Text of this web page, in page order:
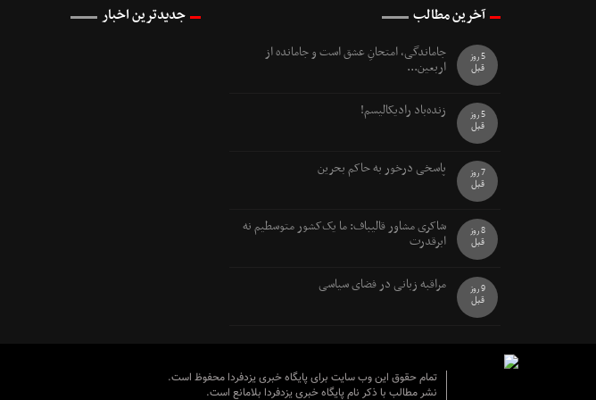
آخرین مطالب
جاماندگی، امتحانِ عشق است و جامانده از
اربعین...
5 روز
قبل
زنده‌باد رادیکالیسم! 5 روز
قبل
پاسخی درخور به حاکم بحرین 7 روز
قبل
شاکری مشاور قالیباف: ما یک‌کشور متوسطیم نه
ابرقدرت
8 روز
قبل
مراقبه زبانی در فضای سیاسی 9 روز
قبل
جدیدترین اخبار
تمام حقوق این وب سایت برای پایگاه خبری یزدفردا محفوظ است.
نشر مطالب با ذکر نام پایگاه خبری یزدفردا بلامانع است.